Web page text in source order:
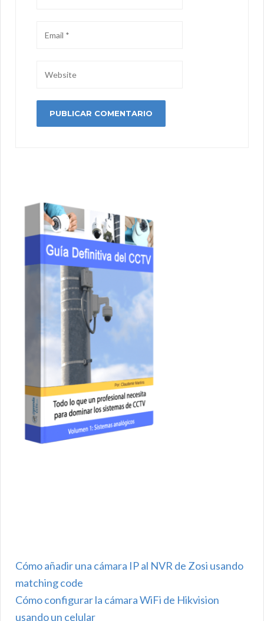
Cómo añadir una cámara IP al NVR de Zosi usando
matching code
Cómo configurar la cámara WiFi de Hikvision
usando un celular